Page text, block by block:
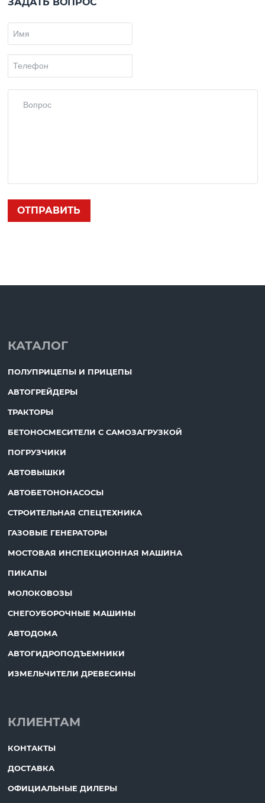
КАТАЛОГ
ПОЛУПРИЦЕПЫ И ПРИЦЕПЫ
АВТОГРЕЙДЕРЫ
ТРАКТОРЫ
БЕТОНОСМЕСИТЕЛИ С САМОЗАГРУЗКОЙ
ПОГРУЗЧИКИ
АВТОВЫШКИ
АВТОБЕТОНОНАСОСЫ
СТРОИТЕЛЬНАЯ СПЕЦТЕХНИКА
ГАЗОВЫЕ ГЕНЕРАТОРЫ
МОСТОВАЯ ИНСПЕКЦИОННАЯ МАШИНА
ПИКАПЫ
МОЛОКОВОЗЫ
СНЕГОУБОРОЧНЫЕ МАШИНЫ
АВТОДОМА
АВТОГИДРОПОДЪЕМНИКИ
ИЗМЕЛЬЧИТЕЛИ ДРЕВЕСИНЫ
КЛИЕНТАМ
КОНТАКТЫ
ДОСТАВКА
ОФИЦИАЛЬНЫЕ ДИЛЕРЫ